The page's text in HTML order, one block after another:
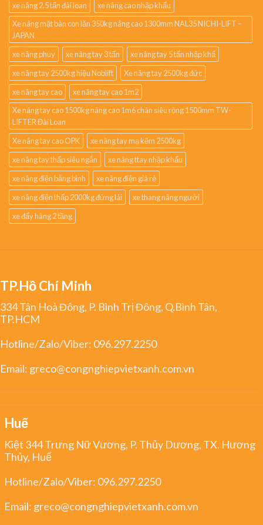
xe nâng 2.5 tấn đài loan
xe nâng cao nhập khẩu
Xe nâng mặt bàn con lăn 350kg nâng cao 1300mm NAL35 NICHI-LIFT –
JAPAN
xe nâng phuy
xe nâng tay 3 tấn
xe nâng tay 5 tấn nhập khẩ
xe nâng tay 2500kg hiệu Noblift
Xe nâng tay 2500kg đức
xe nâng tay cao
xe nâng tay cao 1m2
Xe nâng tay cao 1500kg nâng cao 1m6 chân siêu rộng 1500mm TW-
LIFTER Đài Loan
Xe nâng tay cao OPK
xe nâng tay mạ kẽm 2500kg
xe nâng tay thấp siêu ngắn
xe nâng ttay nhập khẩu
xe nâng điện bằng bình
xe nâng điện giá rẻ
xe nâng điện thấp 2000kg đứng lái
xe thang nâng người
xe đẩy hàng 2 tầng
TP.Hồ Chí Minh
334 Tân Hoà Đông, P. Bình Trị Đông, Q.Bình Tân,
TP.HCM
Hotline/Zalo/Viber: 096.297.2250
Email: greco@congnghiepvietxanh.com.vn
Huế
Kiệt 344 Trưng Nữ Vương, P. Thủy Dương, TX. Hương
Thủy, Huế
Hotline/Zalo/Viber: 096.297.2250
Email: greco@congnghiepvietxanh.com.vn